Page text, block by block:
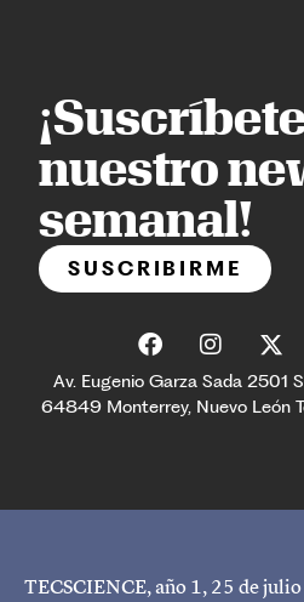
nuestro
semanal!
SUSCRIBIRME
Av. Eugenio Garza Sada 2501
64849 Monterrey, Nuevo León
TECSCIENCE, año 1, 25 de